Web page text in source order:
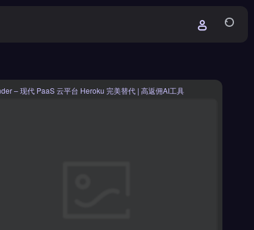
– 现代 PaaS 云平台 Heroku 完美替代 | 高返佣AI工具